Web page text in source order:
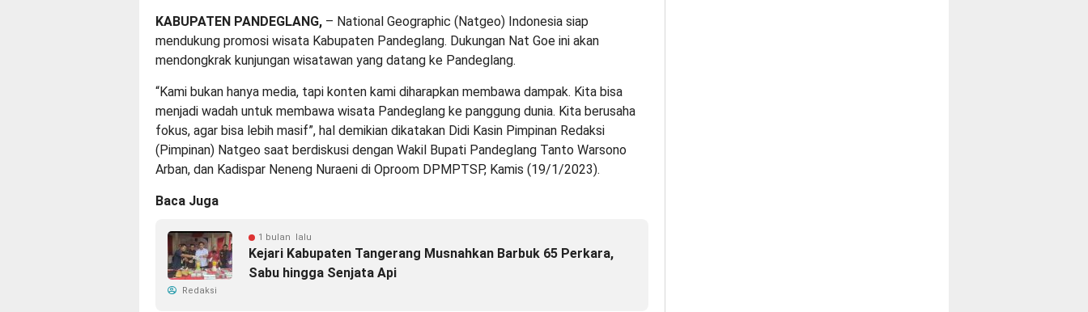
KABUPATEN PANDEGLANG, – National Geographic (Natgeo) Indonesia siap
mendukung promosi wisata Kabupaten Pandeglang. Dukungan Nat Goe ini akan
mendongkrak kunjungan wisatawan yang datang ke Pandeglang.
“Kami bukan hanya media, tapi konten kami diharapkan membawa dampak. Kita bisa
menjadi wadah untuk membawa wisata Pandeglang ke panggung dunia. Kita berusaha
fokus, agar bisa lebih masif”, hal demikian dikatakan Didi Kasin Pimpinan Redaksi
(Pimpinan) Natgeo saat berdiskusi dengan Wakil Bupati Pandeglang Tanto Warsono
Arban, dan Kadispar Neneng Nuraeni di Oproom DPMPTSP, Kamis (19/1/2023).
Baca Juga
1 bulan lalu
Kejari Kabupaten Tangerang Musnahkan Barbuk 65 Perkara,
Sabu hingga Senjata Api
Redaksi